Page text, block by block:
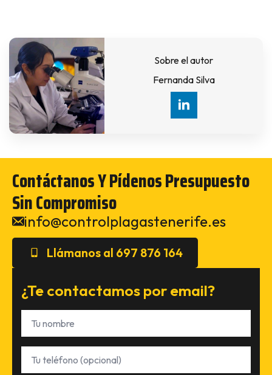
Sobre el autor
Fernanda Silva
Contáctanos Y Pídenos Presupuesto
Sin Compromiso
info@controlplagastenerife.es
Llámanos al 697 876 164
¿Te contactamos por email?
Nombre
Teléfono